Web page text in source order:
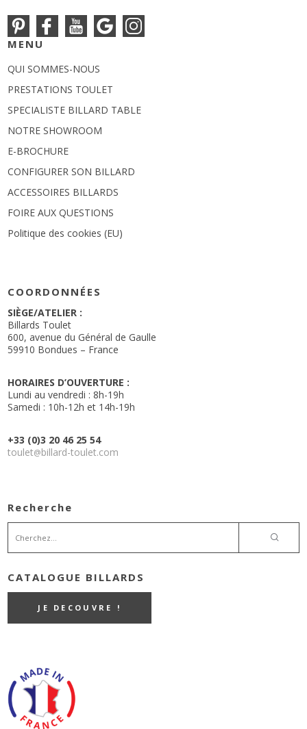
MENU
QUI SOMMES-NOUS
PRESTATIONS TOULET
SPECIALISTE BILLARD TABLE
NOTRE SHOWROOM
E-BROCHURE
CONFIGURER SON BILLARD
ACCESSOIRES BILLARDS
FOIRE AUX QUESTIONS
Politique des cookies (EU)
COORDONNÉES
SIÈGE/ATELIER :
Billards Toulet
600, avenue du Général de Gaulle
59910 Bondues – France
HORAIRES D’OUVERTURE :
Lundi au vendredi : 8h-19h
Samedi : 10h-12h et 14h-19h
+33 (0)3 20 46 25 54
toulet@billard-toulet.com
Recherche
CATALOGUE BILLARDS
JE DECOUVRE !